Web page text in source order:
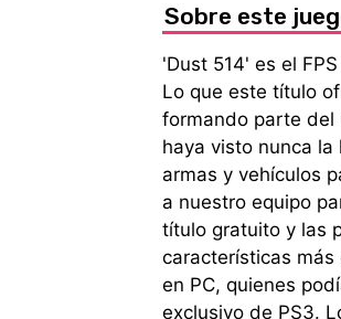
Sobre este
'Dust 514' es el
Lo que este título
formando parte del
haya visto nunca
armas y vehículos
a nuestro equipo
título gratuito y las
características más
en PC, quienes
exclusivo de PS3.